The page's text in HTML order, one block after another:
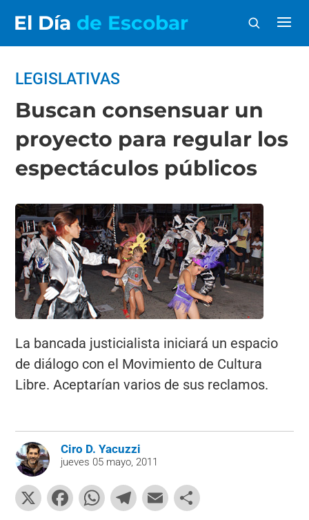
El Día de Escobar
LEGISLATIVAS
Buscan consensuar un
proyecto para regular los
espectáculos públicos
La bancada justicialista iniciará un espacio
de diálogo con el Movimiento de Cultura
Libre. Aceptarían varios de sus reclamos.
Ciro D. Yacuzzi
jueves 05 mayo, 2011
X
F
W T
E